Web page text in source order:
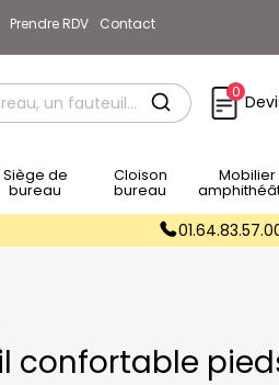
Prendre RDV Contact
Rechercher
0
Siège de
bureau
Cloison
bureau
Mobilier
confortable